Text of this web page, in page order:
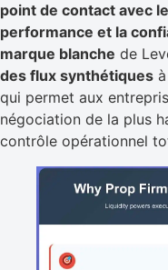
point de contact avec
performance et la
marque blanche de
des flux synthétiques à
qui permet aux
négociation de la plus
contrôle opérationnel